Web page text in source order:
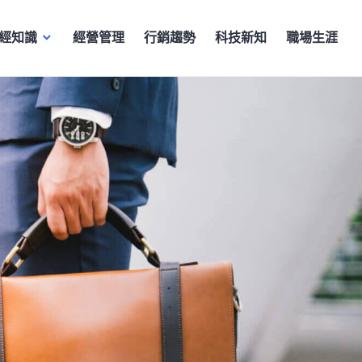
知識 經營管理 行銷趨勢 科技新知 職場生涯